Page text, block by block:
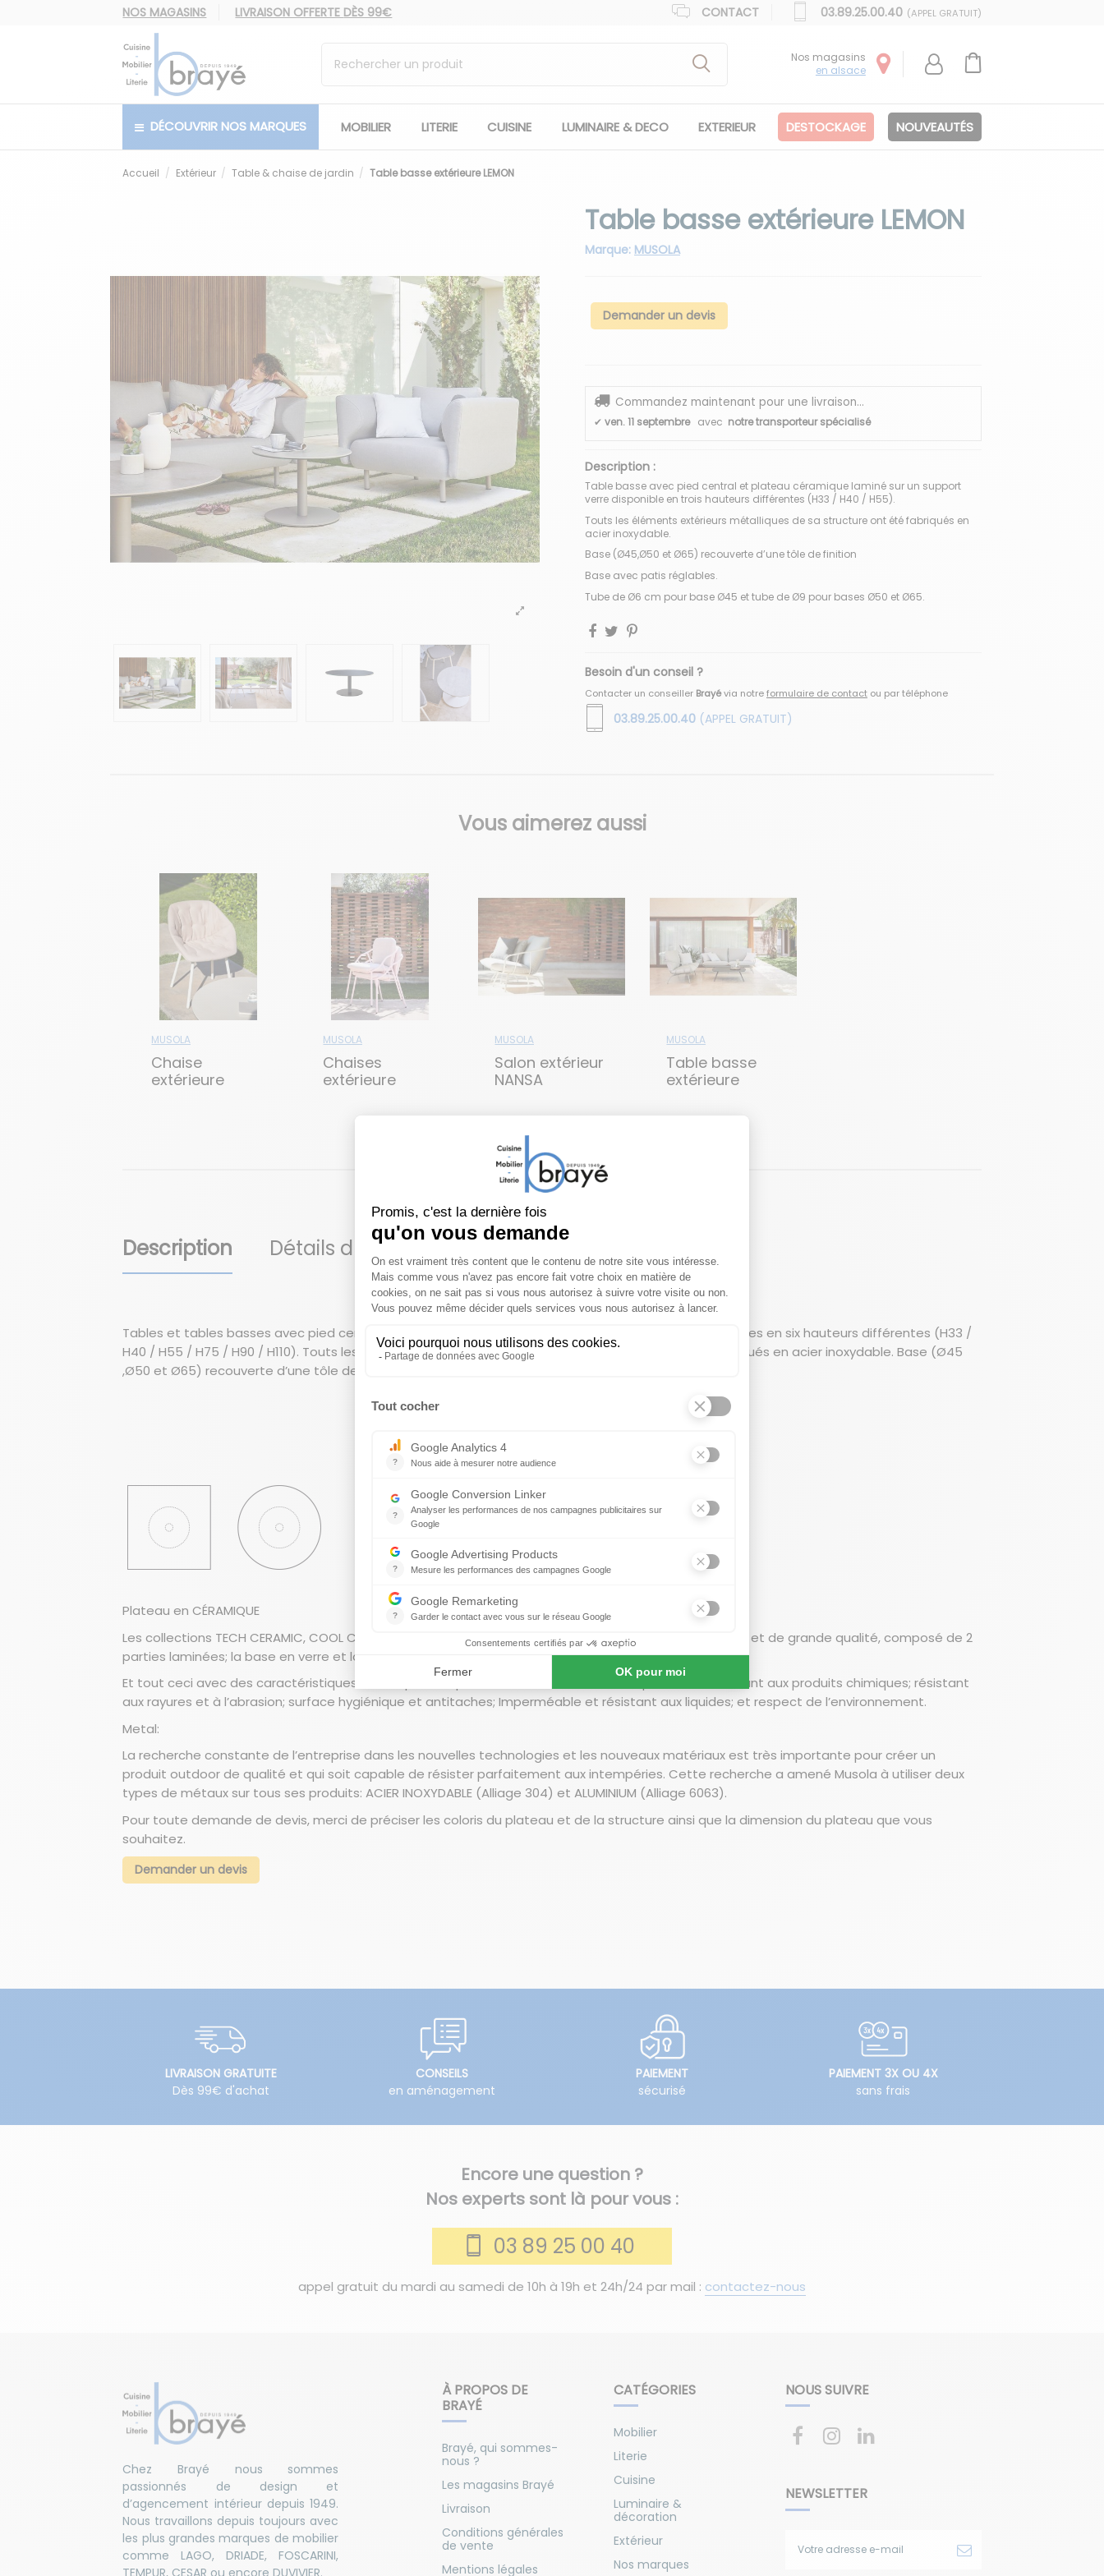
NOS MAGASINS LIVRAISON OFFERTE DÈS 99€ CONTACT 03.89.25.00.40 (APPEL GRATUIT)
Nos magasins
en alsace
DÉCOUVRIR NOS MARQUES MOBILIER LITERIE CUISINE LUMINAIRE & DECO EXTERIEUR DESTOCKAGE NOUVEAUTÉS
Accueil Extérieur Table & chaise de jardin Table basse extérieure LEMON
Table basse extérieure LEMON
Marque: MUSOLA
Demander un devis
Commandez maintenant pour une livraison...
✔ ven. 11 septembre avec notre transporteur spécialisé
Description :
Table basse avec pied central et plateau céramique laminé sur un support
verre disponible en trois hauteurs différentes (H33 / H40 / H55).
Touts les éléments extérieurs métalliques de sa structure ont été fabriqués en
acier inoxydable.
Base (Ø45,Ø50 et Ø65) recouverte d’une tôle de finition
Base avec patis réglables.
Tube de Ø6 cm pour base Ø45 et tube de Ø9 pour bases Ø50 et Ø65.
Besoin d'un conseil ?
Contacter un conseiller Brayévia notreformulaire de contact ou par téléphone
03.89.25.00.40 (APPEL GRATUIT)
Vous aimerez aussi
MUSOLA
Chaise
extérieure
MUSOLA
Chaises
extérieure
MUSOLA
Salon extérieur
NANSA
MUSOLA
Table basse
extérieure
Table basse extérieure LEMON
Description Détails du produit À propos de MUSOLA
Tables et tables basses avec pied central et plateau céramique laminé sur un support verre disponibles en six hauteurs différentes (H33 /
H40 / H55 / H75 / H90 / H110). Touts les éléments extérieurs métalliques de sa structure ont été fabriqués en acier inoxydable. Base (Ø45
,Ø50 et Ø65) recouverte d’une tôle de finition.
Plateau en CÉRAMIQUE
Les collections TECH CERAMIC, COOL CERAMIC et AVANTGARDE CERAMIC proposent un produit innovant et de grande qualité, composé de 2
parties laminées; la base en verre et la surface supérieure en céramique.
Et tout ceci avec des caractéristiques techniques uniques: résistant aux hautes températures; résistant aux produits chimiques; résistant
aux rayures et à l’abrasion; surface hygiénique et antitaches; Imperméable et résistant aux liquides; et respect de l’environnement.
Metal:
La recherche constante de l’entreprise dans les nouvelles technologies et les nouveaux matériaux est très importante pour créer un
produit outdoor de qualité et qui soit capable de résister parfaitement aux intempéries. Cette recherche a amené Musola à utiliser deux
types de métaux sur tous ses produits: ACIER INOXYDABLE (Alliage 304) et ALUMINIUM (Alliage 6063).
Pour toute demande de devis, merci de préciser les coloris du plateau et de la structure ainsi que la dimension du plateau que vous
souhaitez.
Demander un devis
Encore une question ?
Nos experts sont là pour vous :
03 89 25 00 40
appel gratuit du mardi au samedi de 10h à 19h et 24h/24 par mail : contactez-nous
LIVRAISON GRATUITE
Dès 99€ d'achat
CONSEILS
en aménagement
PAIEMENT
sécurisé
PAIEMENT 3X OU 4X
sans frais
À PROPOS DE
BRAYÉ
Brayé, qui sommes-
nous ?
Les magasins Brayé
Livraison
Conditions générales
de vente
Mentions légales
CATÉGORIES
Mobilier
Literie
Cuisine
Luminaire &
décoration
Extérieur
Nos marques
Chez Brayé nous sommes
passionnés de design et
d’agencement intérieur depuis 1949.
Nous travaillons depuis toujours avec
les plus grandes marques de mobilier
comme LAGO, DRIADE, FOSCARINI,
NOUS SUIVRE
NEWSLETTER